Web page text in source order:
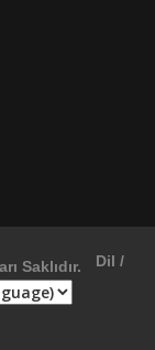
Saklıdır.
Dil /